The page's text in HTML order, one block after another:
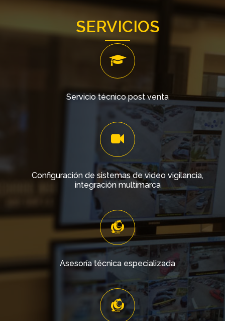
SERVICIOS
Servicio técnico post venta
Configuración de sistemas de video vigilancia,
integración multimarca
Asesoría técnica especializada